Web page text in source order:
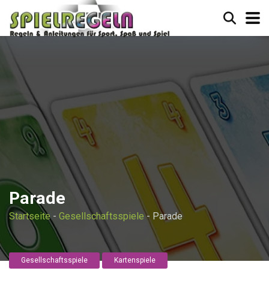
Parade
Startseite- Gesellschaftsspiele- Parade
Gesellschaftsspiele Kartenspiele